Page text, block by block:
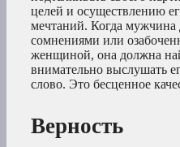
целей и осуществлению
мечтаний. Когда мужчина
сомнениями или
женщиной, она должна
внимательно выслушать
слово. Это бесценное
Верность